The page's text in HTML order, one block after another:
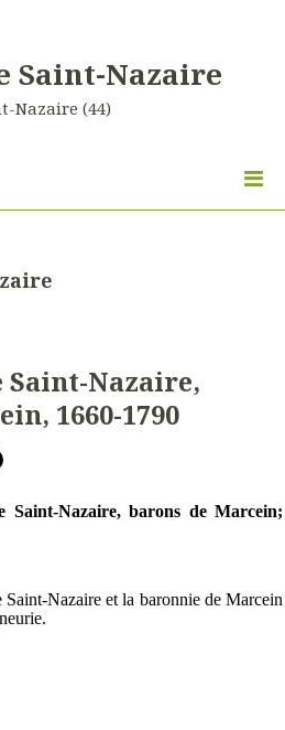
Saint-Nazaire
Nazaire (44)
Saint-Nazaire,
1660-1790
Saint-Nazaire, barons de Marcein;
Nazaire et la baronnie de Marcein